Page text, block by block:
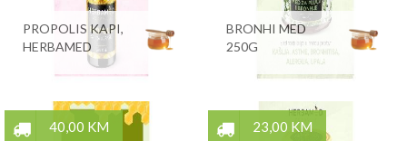
PROPOLIS KAPI,
HERBAMED
BRONHI MED
250G
40,00 KM 23,00 KM